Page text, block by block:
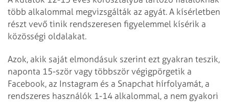
több alkalommal megvizsgálták az agyát. A kísérletben
részt vevő tinik rendszeresen figyelemmel kísérik a
közösségi oldalakat.
Azok, akik saját elmondásuk szerint ezt gyakran teszik,
naponta 15-ször vagy többször végigpörgetik a
Facebook, az Instagram és a Snapchat hírfolyamát, a
rendszeres használók 1-14 alkalommal, a nem gyakori